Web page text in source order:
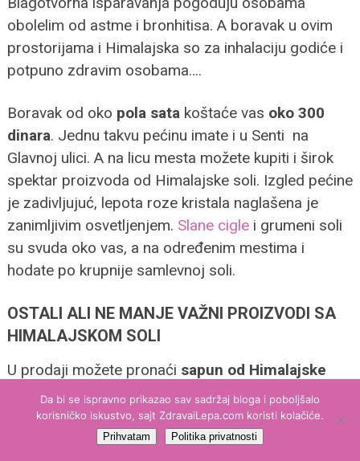
obolelim od astme i bronhitisa. A boravak u ovim
prostorijama i Himalajska so za inhalaciju godiće i
potpuno zdravim osobama….
Boravak od oko pola satakoštaće vas oko 300
dinara. Jednu takvu pećinu imate i u Senti na
Glavnoj ulici. A na licu mesta možete kupiti i širok
spektar proizvoda od Himalajske soli. Izgled pećine
je zadivljujuć, lepota roze kristala naglašena je
zanimljivim osvetljenjem. Slane ciglei grumeni soli
su svuda oko vas, a na određenim mestima i
hodate po krupnije samlevnoj soli.
OSTALI ALI NE MANJE VAŽNI PROIZVODI SA
HIMALAJSKOM SOLI
U prodaji možete pronaći sapun od Himalajske
sa raznim dodacima (krastavac, žalfija,
limun…). Minerali iz njega se lako apsorbuju kroz
kožu. Ovaj sapun nešto naročito ne peni, posle
Da bi se ispravno prikazao sav sadržaj bloga i poboljšalo
korisničko iskustvo, sajt ZdravaiLepa.com koristi kolačiće.
Prihvatam Politika privatnosti